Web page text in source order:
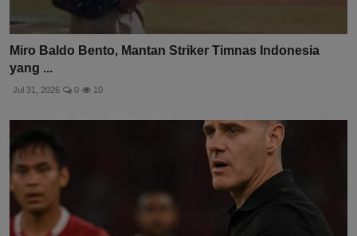
Miro Baldo Bento, Mantan Striker Timnas Indonesia
yang ...
Jul 31, 2026 0 10